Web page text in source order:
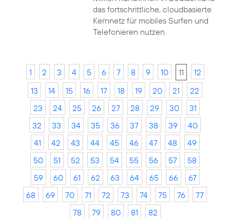
das fortschrittliche, cloudbasierte
Kernnetz für mobiles Surfen und
Telefonieren nutzen.
1 2 3 4 5 6 7 8 9 10 11
12
13
14 15 16 17 18 19 20 21
22
23
24 25 26 27 28 29 30
31
32
33 34 35 36 37 38 39
40
41
42 43 44 45 46 47 48
49
50
51 52 53 54 55 56 57
58
59
60 61 62 63 64 65 66
67
68
69 70 71 72 73 74 75 76
77
78
79 80 81 82